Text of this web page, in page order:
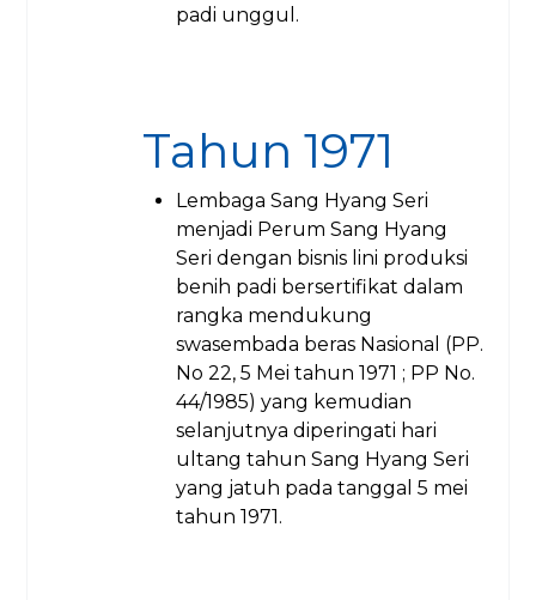
padi unggul.
Tahun 1971
Lembaga Sang Hyang Seri
menjadi Perum Sang Hyang
Seri dengan bisnis lini produksi
benih padi bersertifikat dalam
rangka mendukung
swasembada beras Nasional (PP.
No 22, 5 Mei tahun 1971 ; PP No.
44/1985) yang kemudian
selanjutnya diperingati hari
ultang tahun Sang Hyang Seri
yang jatuh pada tanggal 5 mei
tahun 1971.